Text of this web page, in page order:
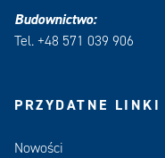
Budownictwo:
Tel. +48 571 039 906
PRZYDATNE LINKI
Nowości